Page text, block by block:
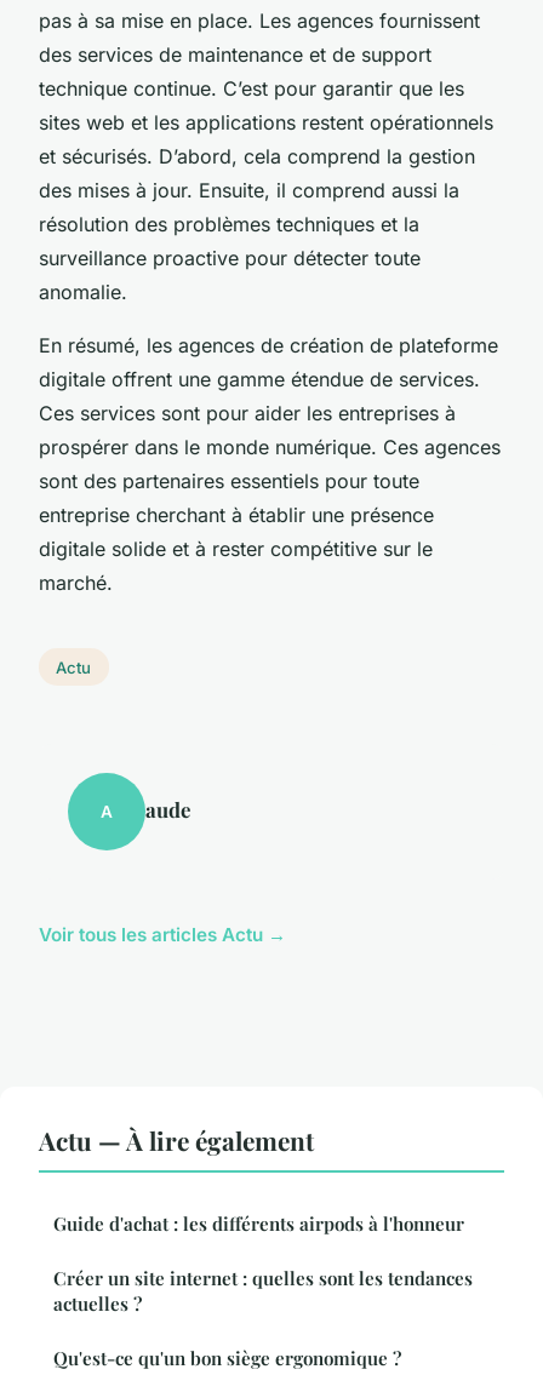
pas à sa mise en place. Les agences fournissent
des services de maintenance et de support
technique continue. C’est pour garantir que les
sites web et les applications restent opérationnels
et sécurisés. D’abord, cela comprend la gestion
des mises à jour. Ensuite, il comprend aussi la
résolution des problèmes techniques et la
surveillance proactive pour détecter toute
anomalie.
En résumé, les agences de création de plateforme
digitale offrent une gamme étendue de services.
Ces services sont pour aider les entreprises à
prospérer dans le monde numérique. Ces agences
sont des partenaires essentiels pour toute
entreprise cherchant à établir une présence
digitale solide et à rester compétitive sur le
marché.
Actu
A aude
Voir tous les articles Actu →
Actu — À lire également
Guide d'achat : les différents airpods à l'honneur
Créer un site internet : quelles sont les tendances
actuelles ?
Qu'est-ce qu'un bon siège ergonomique ?